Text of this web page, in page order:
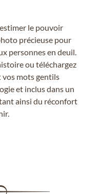
le pouvoir
précieuse pour
personnes en deuil.
ou téléchargez
vos mots gentils
et inclus dans un
ainsi du réconfort